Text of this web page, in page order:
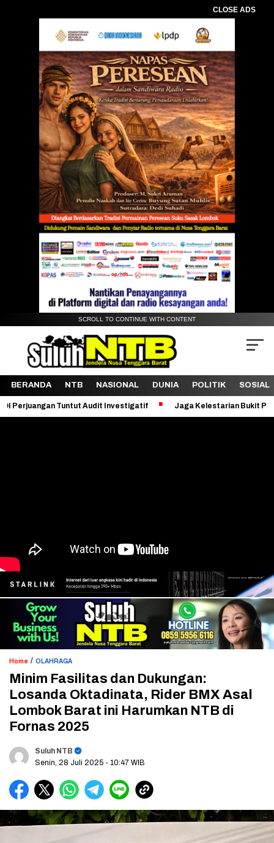
CLOSE ADS
SCROLL TO CONTINUE WITH CONTENT
BERANDA NTB NASIONAL DUNIA POLITIK SOSIAL
Tuntut Audit Investigatif Jaga Kelestarian Bukit Pergasingan, KKN
Home / OLAHRAGA
Minim Fasilitas dan Dukungan:
Losanda Oktadinata, Rider BMX Asal
Lombok Barat ini Harumkan NTB di
Fornas 2025
Suluh NTB
Senin, 28 Juli 2025 - 10:47 WIB